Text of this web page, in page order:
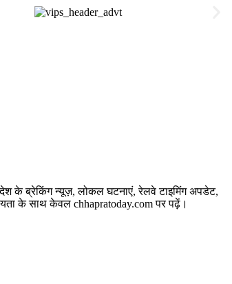
के ब्रेकिंग न्यूज़, लोकल घटनाएं, रेलवे टाइमिंग अपडेट,
के साथ केवल chhapratoday.com पर पढ़ें।